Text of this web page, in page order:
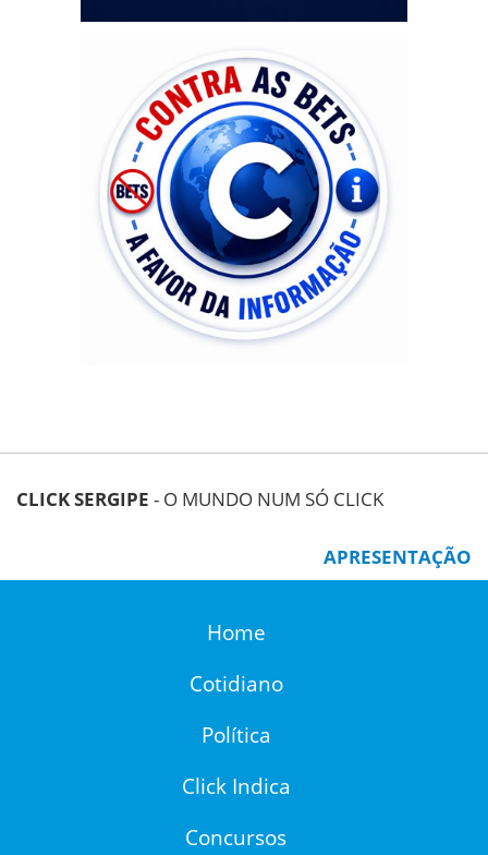
CLICK SERGIPE - O MUNDO NUM SÓ CLICK
APRESENTAÇÃO
Home
Cotidiano
Política
Click Indica
Concursos